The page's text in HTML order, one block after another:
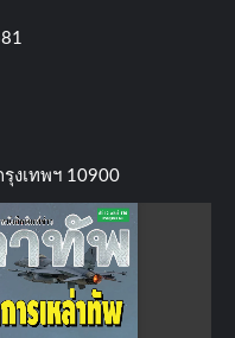
งเทพฯ 10900